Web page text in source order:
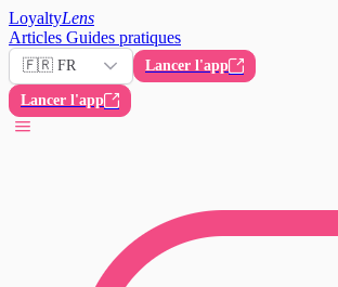
LoyaltyLens
Articles Guides pratiques
🇫🇷 FR Lancer l'app
Lancer l'app